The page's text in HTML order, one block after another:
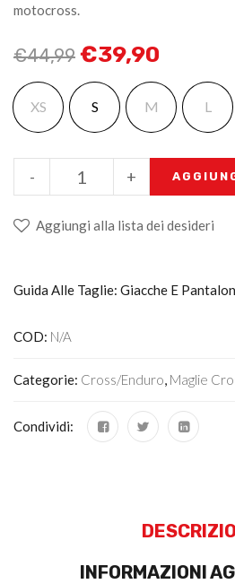
motocross.
€44,99 €39,90
XS S M L
+
-
Aggiungi alla lista dei desideri
Guida Alle Taglie: Giacche E
COD: N/A
Categorie: Cross/Enduro, Maglie
Condividi:
INFORMAZIONI